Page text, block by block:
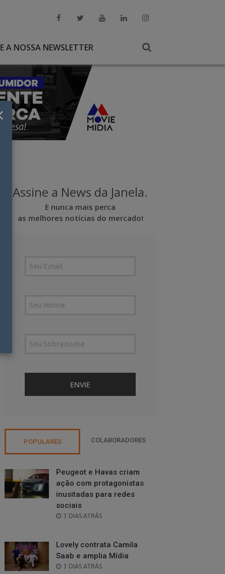
A NOSSA NEWSLETTER
Assine a News da Janela.
E nunca mais perca
as melhores notícias do mercado!
POPULARES COLABORADORES
Peugeot e Havas criam
ação com protagonistas
inusitadas para redes
sociais
POSTED
3 DIAS ATRÁS
Lovely contrata Camila
Saab e amplia Mídia
POSTED
3 DIAS ATRÁS